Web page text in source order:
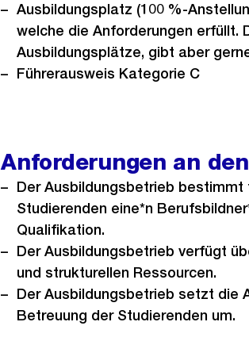
Ausbildungsplatz (100 %-
welche die Anforderungen erfüllt.
Ausbildungsplätze, gibt aber
Führerausweis Kategorie C
Anforderungen an
Der Ausbildungsbetrieb
Studierenden eine*n
Qualifikation.
Der Ausbildungsbetrieb verfügt
und strukturellen Ressourcen.
Der Ausbildungsbetrieb setzt die
Betreuung der Studierenden um.